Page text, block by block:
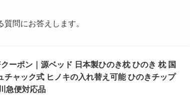
問にお答えします。
ーポン｜源ベッド 日本製ひのき枕 ひのき 枕 国
チャック式 ヒノキの入れ替え可能 ひのきチップ
急便対応品